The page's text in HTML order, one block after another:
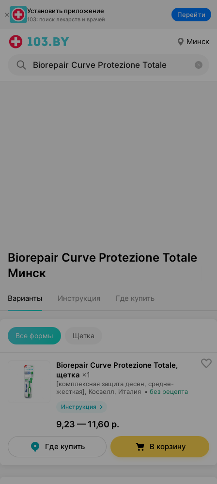
Установить приложение
103: поиск лекарств и врачей
Перейти
Минск
Biorepair Curve Protezione Totale
Минск
Варианты Инструкция Где купить
Все формы Щетка
Biorepair Curve Protezione Totale,
щетка ×1
[комплексная защита десен, средне-
жесткая],
Косвелл , Италия • без рецепта
Инструкция
9,23 — 11,60 р.
Где купить В корзину